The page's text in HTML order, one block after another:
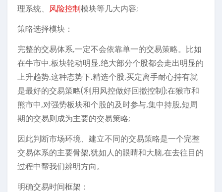
理系统、 风险控制模块等几大内容;
策略选择模块：
完整的交易体系,一定不会依靠单一的交易策略。比如
在牛市中,板块轮动明显,绝大部分个股都会走出明显的
上升趋势,这种态势下,精选个股,买定离手耐心持有就
是最好的交易策略(利用风控做好回撤控制);在猴市和
熊市中,对强势板块和个股的及时参与,集中持股,短周
期的交易则成为主要的交易策略;
因此判断市场环境、建立不同的交易策略是一个完整
交易体系的主要骨架,犹如人的眼睛和大脑,在去往目的
过程中帮我们辨明方向。
明确交易时间框架：